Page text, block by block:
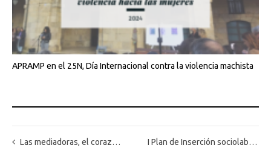
APRAMP en el 25N, Día Internacional contra la violencia machista
Las mediadoras, el corazón de APRAMP I Plan de Inserción sociolaboral para mujeres y niñas víctimas de trata, de explotación sexual y mujeres en contexto de prostitución.